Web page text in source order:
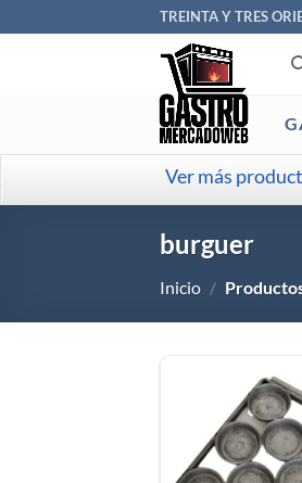
al
TREINTA Y TRES
Ver más
burguer
Inicio /